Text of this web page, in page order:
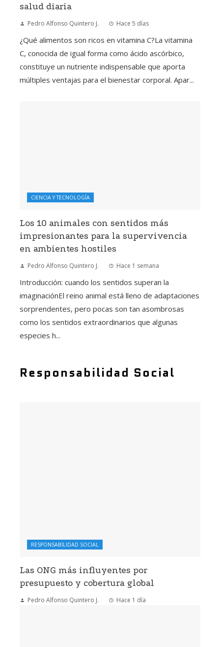
salud diaria
Pedro Alfonso Quintero J. Hace 5 días
¿Qué alimentos son ricos en vitamina C?La vitamina
C, conocida de igual forma como ácido ascórbico,
constituye un nutriente indispensable que aporta
múltiples ventajas para el bienestar corporal. Apar...
CIENCIA Y TECNOLOGÍA
Los 10 animales con sentidos más
impresionantes para la supervivencia
en ambientes hostiles
Pedro Alfonso Quintero J. Hace 1 semana
Introducción: cuando los sentidos superan la
imaginaciónEl reino animal está lleno de adaptaciones
sorprendentes, pero pocas son tan asombrosas
como los sentidos extraordinarios que algunas
especies h...
Responsabilidad Social
RESPONSABILIDAD SOCIAL
Las ONG más influyentes por
presupuesto y cobertura global
Pedro Alfonso Quintero J. Hace 1 día